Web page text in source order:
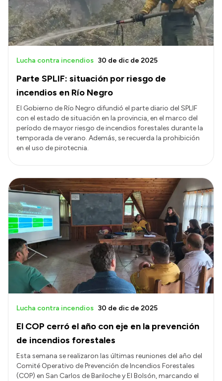
Parte SPLIF: situación por riesgo de
incendios en Río Negro
Lucha contra incendios 30 de dic de 2025
El Gobierno de Río Negro difundió el parte diario del SPLIF
con el estado de situación en la provincia, en el marco del
período de mayor riesgo de incendios forestales durante la
temporada de verano. Además, se recuerda la prohibición
en el uso de pirotecnia.
El COP cerró el año con eje en la prevención
de incendios forestales
Lucha contra incendios 30 de dic de 2025
Esta semana se realizaron las últimas reuniones del año del
Comité Operativo de Prevención de Incendios Forestales
(COP) en San Carlos de Bariloche y El Bolsón, marcando el